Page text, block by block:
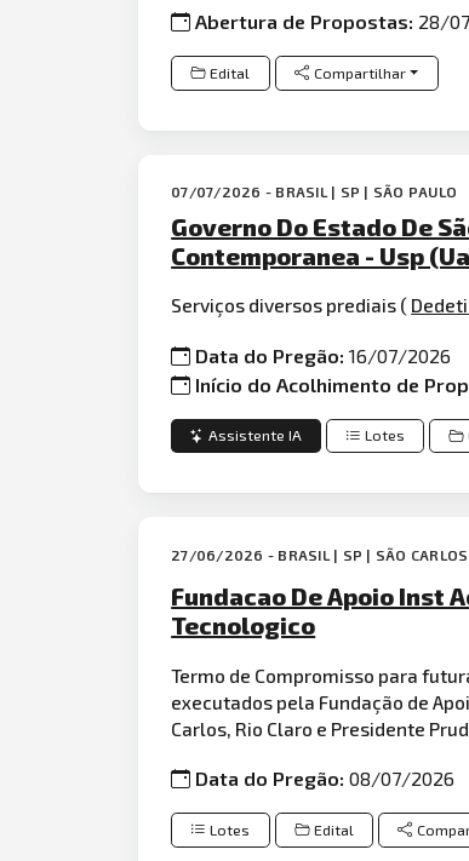
Abertura de Propostas: 28/
Edital Compartilhar
07/07/2026 - BRASIL | SP | SÃO PAULO
Governo Do Estado De
Contemporanea - Usp
Serviços diversos prediais (
Data do Pregão:16/07/2026
Início do Acolhimento de
Assistente IA Lotes
27/06/2026 - BRASIL | SP | SÃO CARLOS
Fundacao De Apoio Inst
Tecnologico
Termo de Compromisso para
executados pela Fundação de
Carlos, Rio Claro e Presidente
Data do Pregão:08/07/2026
Lotes Edital